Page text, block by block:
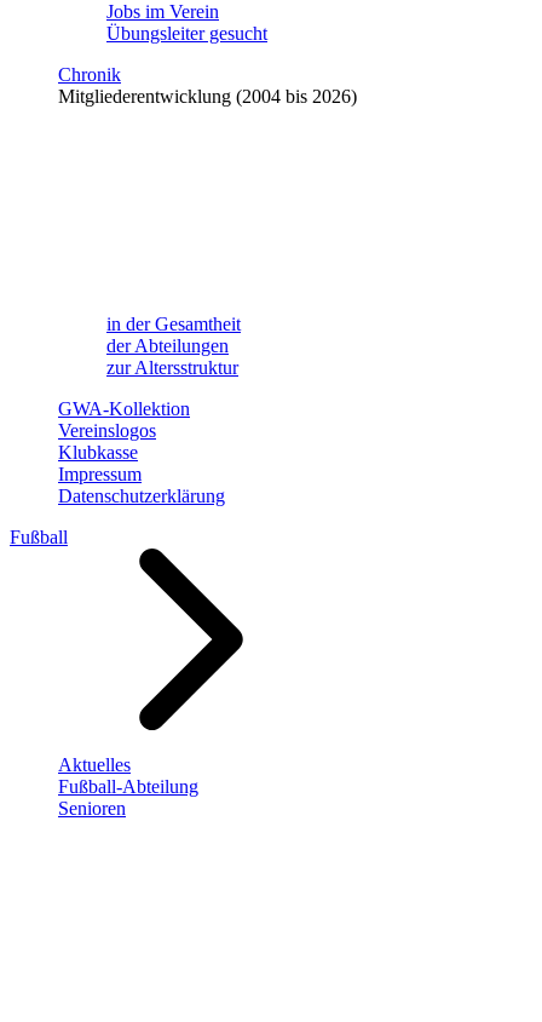
Jobs im Verein
Übungsleiter gesucht
Chronik
Mitgliederentwicklung (2004 bis 2026)
in der Gesamtheit
der Abteilungen
zur Altersstruktur
GWA-Kollektion
Vereinslogos
Klubkasse
Impressum
Datenschutzerklärung
Fußball
Aktuelles
Fußball-Abteilung
Senioren